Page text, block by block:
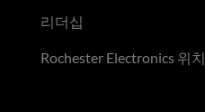
리더십
Rochester Electronics 위치